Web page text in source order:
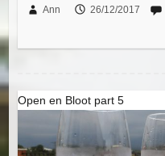
Ann 26/12/2017
Open en Bloot part 5